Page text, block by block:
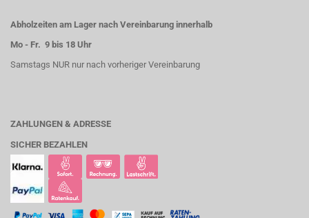
Abholzeiten am Lager nach Vereinbarung innerhalb
Mo - Fr. 9 bis 18 Uhr
Samstags NUR nur nach vorheriger Vereinbarung
ZAHLUNGEN & ADRESSE
SICHER BEZAHLEN